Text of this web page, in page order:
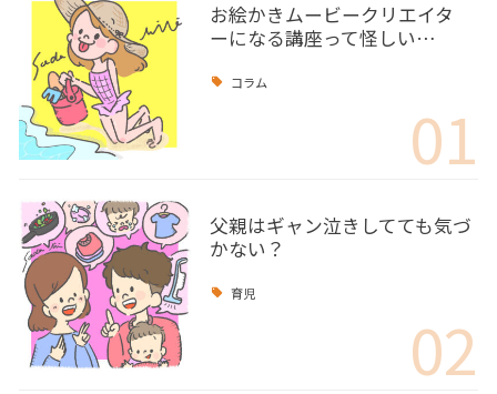
お絵かきムービークリエイタ
ーになる講座って怪しい…
コラム
01
父親はギャン泣きしてても気づ
かない？
育児
02